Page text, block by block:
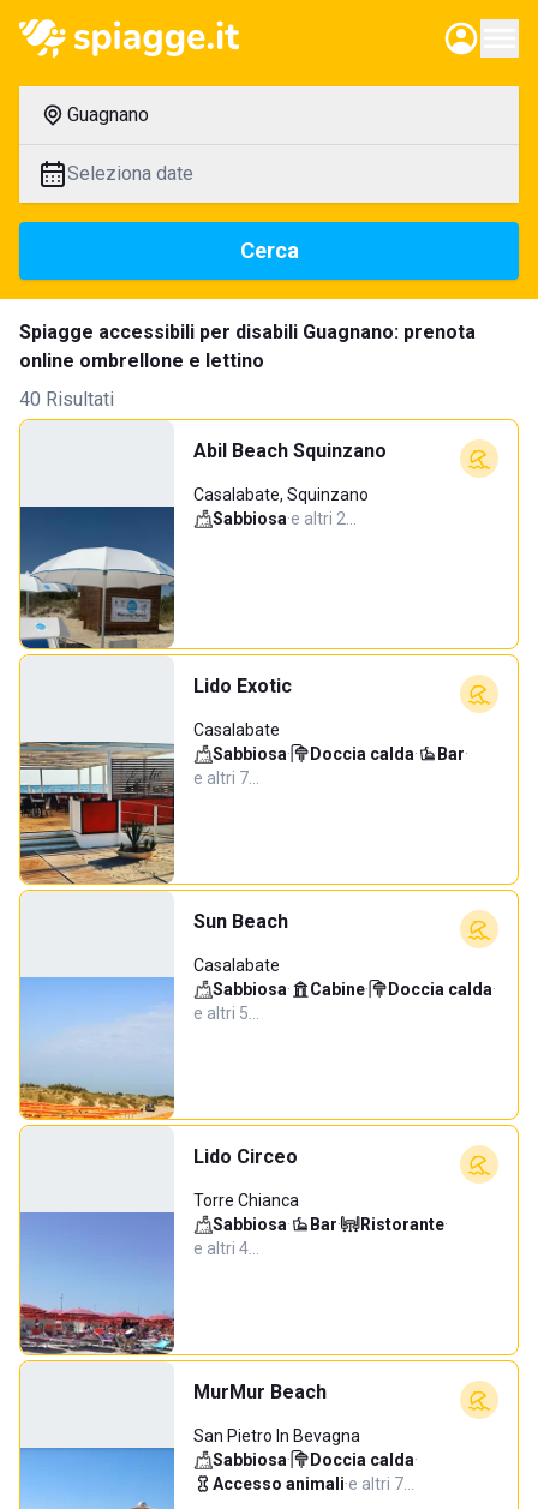
Guagnano
Seleziona date
Cerca
Spiagge accessibili per disabili Guagnano: prenota
online ombrellone e lettino
40 Risultati
Abil Beach Squinzano
Casalabate, Squinzano
Sabbiosa·e altri 2…
Lido Exotic
Casalabate
Sabbiosa· Doccia calda· Bar·
e altri 7…
Sun Beach
Casalabate
Sabbiosa· Cabine· Doccia calda·
e altri 5…
Lido Circeo
Torre Chianca
Sabbiosa· Bar· Ristorante·
e altri 4…
MurMur Beach
San Pietro In Bevagna
Sabbiosa· Doccia calda·
Accesso animali·e altri 7…